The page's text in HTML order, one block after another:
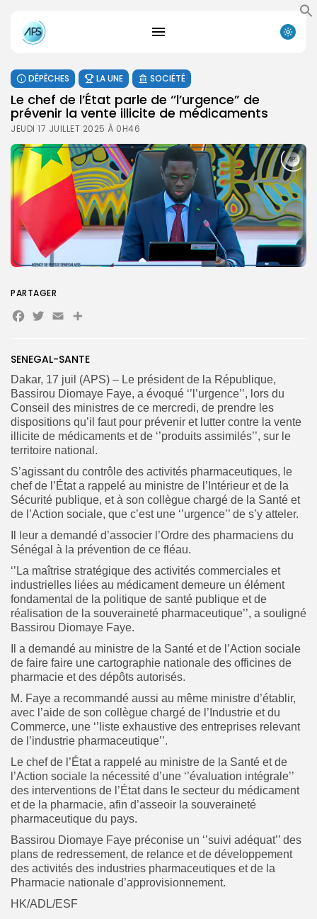
Search
for:
FR
DÉPÊCHES LA UNE SOCIÉTÉ
Le chef de l’État parle de ‘’l’urgence” de
prévenir la vente illicite de médicaments
JEUDI 17 JUILLET 2025 À 0H46
SENEGAL-SANTE
Dakar, 17 juil (APS) – Le président de la République,
Bassirou Diomaye Faye, a évoqué ‘’l’urgence’’, lors du
Conseil des ministres de ce mercredi, de prendre les
dispositions qu’il faut pour prévenir et lutter contre la vente
illicite de médicaments et de ‘’produits assimilés’’, sur le
territoire national.
S’agissant du contrôle des activités pharmaceutiques, le
chef de l’État a rappelé au ministre de l’Intérieur et de la
Sécurité publique, et à son collègue chargé de la Santé et
de l’Action sociale, que c’est une ‘’urgence’’ de s’y atteler.
Il leur a demandé d’associer l’Ordre des pharmaciens du
Sénégal à la prévention de ce fléau.
‘’La maîtrise stratégique des activités commerciales et
industrielles liées au médicament demeure un élément
fondamental de la politique de santé publique et de
réalisation de la souveraineté pharmaceutique’’, a souligné
Bassirou Diomaye Faye.
Il a demandé au ministre de la Santé et de l’Action sociale
de faire faire une cartographie nationale des officines de
pharmacie et des dépôts autorisés.
M. Faye a recommandé aussi au même ministre d’établir,
avec l’aide de son collègue chargé de l’Industrie et du
Commerce, une ‘’liste exhaustive des entreprises relevant
de l’industrie pharmaceutique’’.
Le chef de l’État a rappelé au ministre de la Santé et de
l’Action sociale la nécessité d’une ‘’évaluation intégrale’’
des interventions de l’État dans le secteur du médicament
et de la pharmacie, afin d’asseoir la souveraineté
pharmaceutique du pays.
Bassirou Diomaye Faye préconise un ‘’suivi adéquat’’ des
plans de redressement, de relance et de développement
des activités des industries pharmaceutiques et de la
Pharmacie nationale d’approvisionnement.
HK/ADL/ESF
PARTAGER
Facebook
Twitter
EmailPartager